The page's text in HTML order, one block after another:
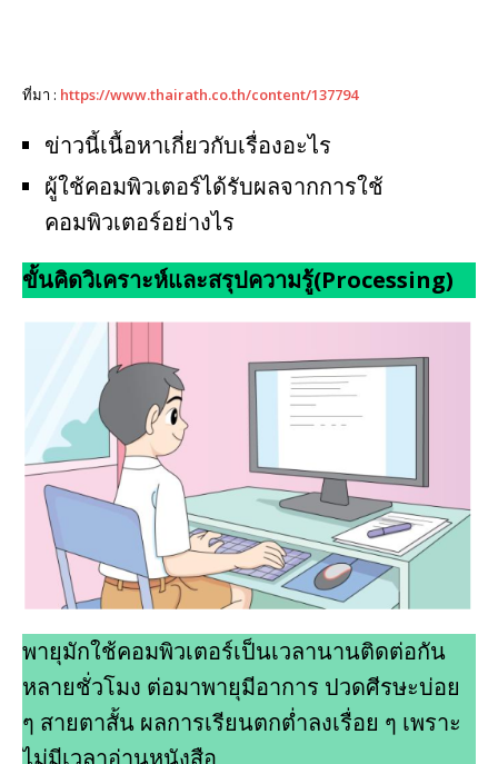
ที่มา : https://www.thairath.co.th/content/137794
ข่าวนี้เนื้อหาเกี่ยวกับเรื่องอะไร
ผู้ใช้คอมพิวเตอร์ได้รับผลจากการใช้
คอมพิวเตอร์อย่างไร
ขั้นคิดวิเคราะห์และสรุปความรู้(Processing)
พายุมักใช้คอมพิวเตอร์เป็นเวลานานติดต่อกัน
หลายชั่วโมง ต่อมาพายุมีอาการ ปวดศีรษะบ่อย
ๆ สายตาสั้น ผลการเรียนตกต่ำลงเรื่อย ๆ เพราะ
ไม่มีเวลาอ่านหนังสือ